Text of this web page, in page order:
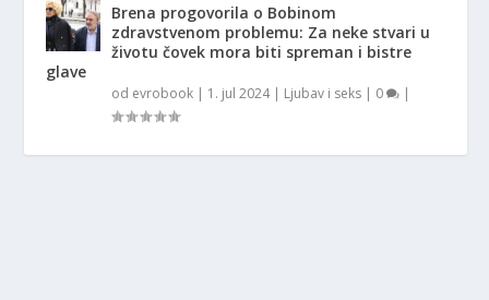
Brena progovorila o Bobinom
zdravstvenom problemu: Za neke stvari u
životu čovek mora biti spreman i bistre
glave
od evrobook | 1. jul 2024| Ljubav i seks | 0 |